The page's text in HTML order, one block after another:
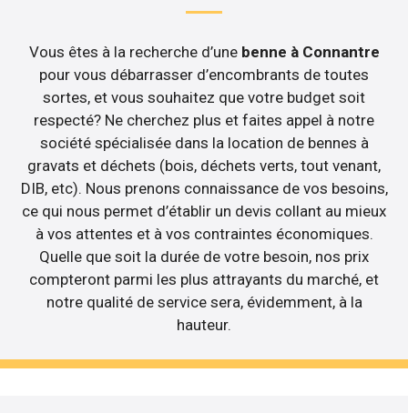
Vous êtes à la recherche d’une benne à Connantre
pour vous débarrasser d’encombrants de toutes
sortes, et vous souhaitez que votre budget soit
respecté? Ne cherchez plus et faites appel à notre
société spécialisée dans la location de bennes à
gravats et déchets (bois, déchets verts, tout venant,
DIB, etc). Nous prenons connaissance de vos besoins,
ce qui nous permet d’établir un devis collant au mieux
à vos attentes et à vos contraintes économiques.
Quelle que soit la durée de votre besoin, nos prix
compteront parmi les plus attrayants du marché, et
notre qualité de service sera, évidemment, à la
hauteur.